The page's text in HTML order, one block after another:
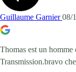
Guillaume Garnier 08/
Thomas est un
Transmission.bravo